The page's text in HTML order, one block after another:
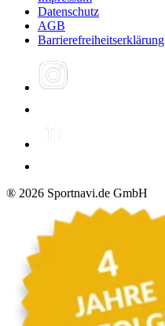
Datenschutz
AGB
Barrierefreiheitserklärung
® 2026 Sportnavi.de GmbH